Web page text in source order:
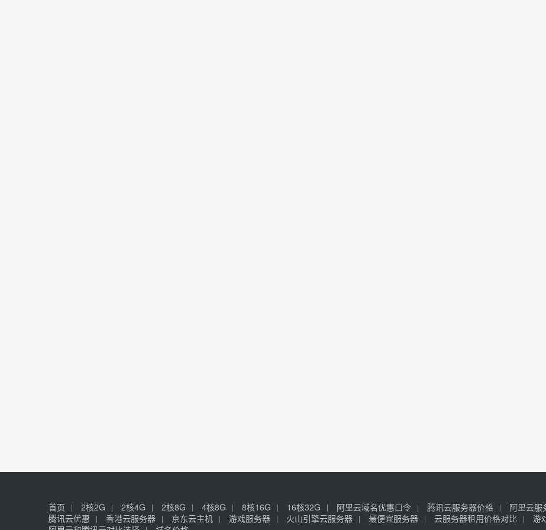
首页 2核2G 2核4G 2核8G 4核8G 8核16G 16核32G 阿里云域名优惠口令 腾讯云服务器价格 阿里云服
腾讯云优惠
香港云服务器 京东云主机 游戏服务器 火山引擎云服务器 最便宜服务器 云服务器租用价格对比
游